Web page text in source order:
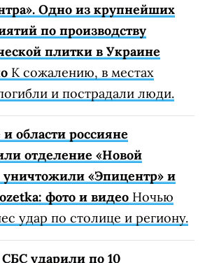
Одно из крупнейших
по производству
плитки в Украине
К сожалению, в местах
и пострадали люди.
области россияне
отделение «Новой
уничтожили «Эпицентр» и
фото и видео Ночью
удар по столице и региону.
ударили по 10